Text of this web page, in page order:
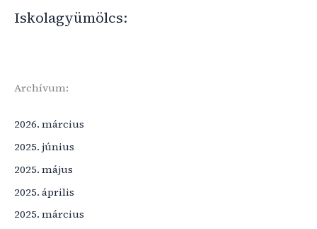
Iskolagyümölcs:
Archívum:
2026. március
2025. június
2025. május
2025. április
2025. március